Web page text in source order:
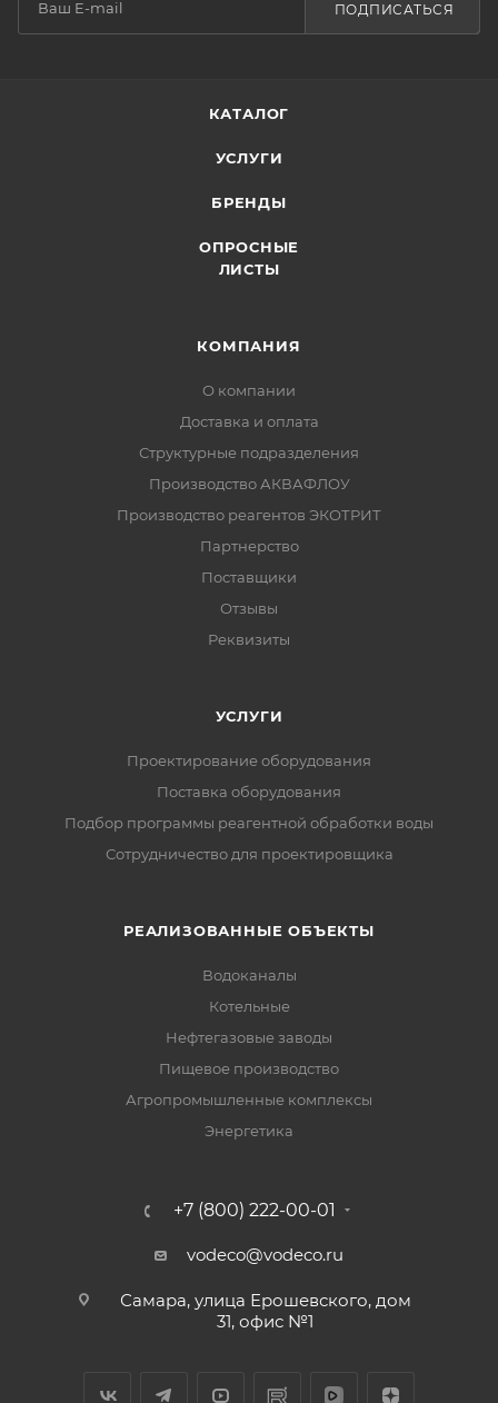
ПОДПИСАТЬСЯ
КАТАЛОГ
УСЛУГИ
БРЕНДЫ
ОПРОСНЫЕ
ЛИСТЫ
КОМПАНИЯ
О компании
Доставка и оплата
Структурные подразделения
Производство АКВАФЛОУ
Производство реагентов ЭКОТРИТ
Партнерство
Поставщики
Отзывы
Реквизиты
УСЛУГИ
Проектирование оборудования
Поставка оборудования
Подбор программы реагентной обработки воды
Сотрудничество для проектировщика
РЕАЛИЗОВАННЫЕ ОБЪЕКТЫ
Водоканалы
Котельные
Нефтегазовые заводы
Пищевое производство
Агропромышленные комплексы
Энергетика
+7 (800) 222-00-01
vodeco@vodeco.ru
Самара, улица Ерошевского, дом
31, офис №1